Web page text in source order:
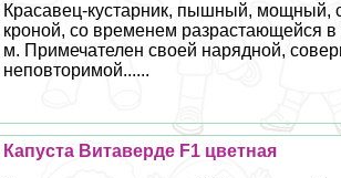
Красавец-кустарник, пышный, мощный,
кроной, со временем разрастающейся в
м. Примечателен своей нарядной,
неповторимой......
Капуста Витаверде F1 цветная